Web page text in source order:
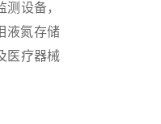
设备，
液氮存储
医疗器械